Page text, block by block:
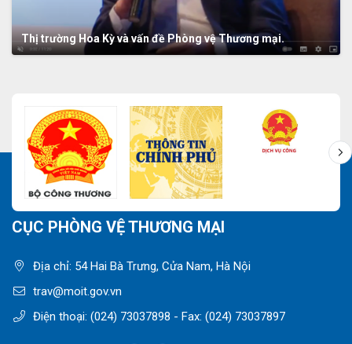
Thị trường Hoa Kỳ và vấn đề Phòng vệ Thương mại.
CỤC PHÒNG VỆ THƯƠNG MẠI
Địa chỉ: 54 Hai Bà Trưng, Cửa Nam, Hà Nội
trav@moit.gov.vn
Điện thoại: (024) 73037898 - Fax: (024) 73037897